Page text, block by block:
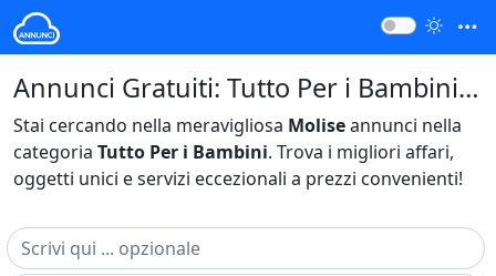
Annunci Gratuiti: Tutto Per i Bambini Molise Italia
Stai cercando nella meravigliosa Moliseannunci nella
categoria Tutto Per i Bambini. Trova i migliori affari,
oggetti unici e servizi eccezionali a prezzi convenienti!